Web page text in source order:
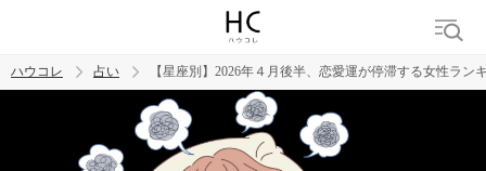
ハウコレ 占い 【星座別】2026年４月後半、恋愛運が停滞する女性ラン